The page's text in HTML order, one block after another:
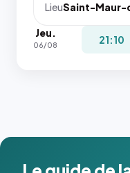
LieuSaint-Maur-
Jeu.
06/08 21:10